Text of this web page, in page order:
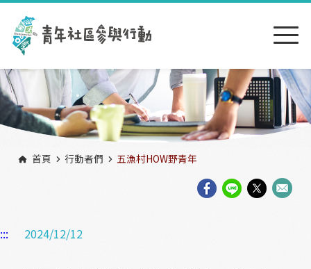
跳到主要內容區塊
首頁 行動者們 五漁村HOW野青年
::: 2024/12/12